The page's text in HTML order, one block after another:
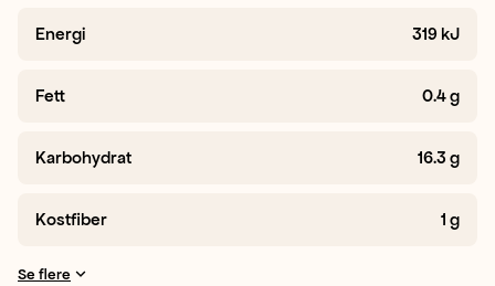
Energi 319 kJ
Fett 0.4g
Karbohydrat 16.3 g
Kostfiber 1 g
Se flere